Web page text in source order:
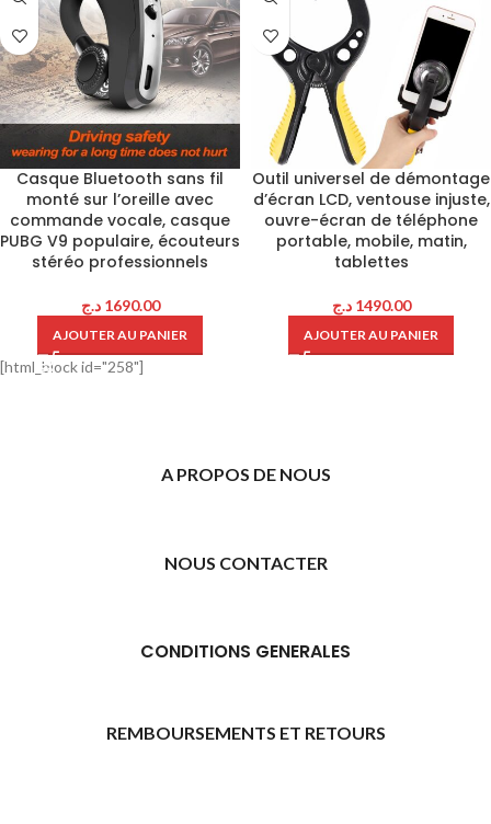
Casque Bluetooth sans fil
monté sur l’oreille avec
commande vocale, casque
PUBG V9 populaire, écouteurs
stéréo professionnels
1690.00 د.ج
AJOUTER AU PANIER
Outil universel de démontage
d’écran LCD, ventouse injuste,
ouvre-écran de téléphone
portable, mobile, matin,
tablettes
1490.00 د.ج
AJOUTER AU PANIER
[html_block id="258"]
A PROPOS DE NOUS
NOUS CONTACTER
CONDITIONS GENERALES
REMBOURSEMENTS ET RETOURS